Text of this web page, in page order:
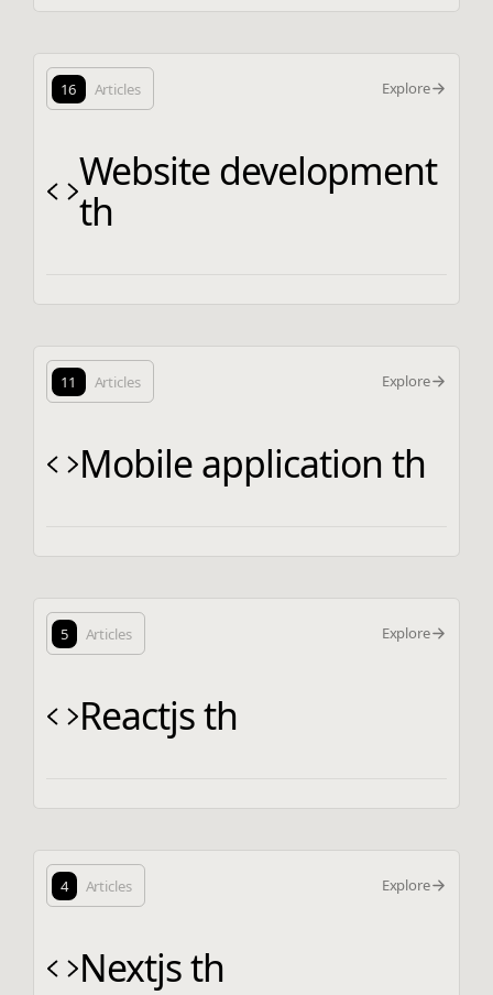
16 Articles Explore
Website development
th
11 Articles Explore
Mobile application th
5 Articles Explore
Reactjs th
4 Articles Explore
Nextjs th